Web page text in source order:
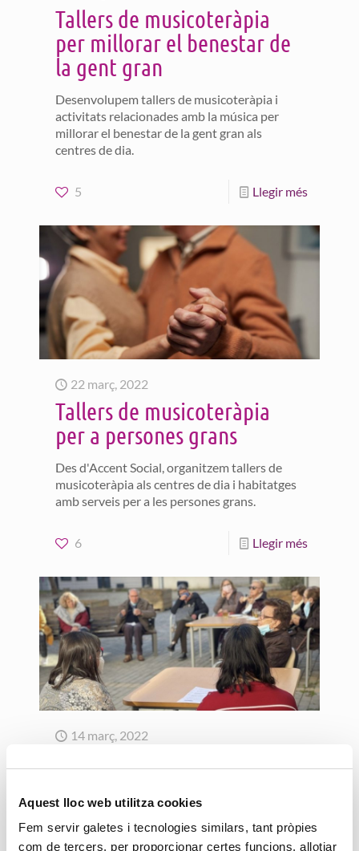
Aquest lloc web utilitza cookies
Fem servir galetes i tecnologies similars, tant pròpies
com de tercers, per proporcionar certes funcions, allotjar
Tallers de musicoteràpia
per millorar el benestar de
la gent gran
Desenvolupem tallers de musicoteràpia i
activitats relacionades amb la música per
millorar el benestar de la gent gran als
centres de dia.
5 Llegir més
22 març, 2022
Tallers de musicoteràpia
per a persones grans
Des d'Accent Social, organitzem tallers de
musicoteràpia als centres de dia i habitatges
amb serveis per a les persones grans.
6 Llegir més
14 març, 2022
Taller de ràdio
Down Lleida al Centre de
Dia Santa Clara